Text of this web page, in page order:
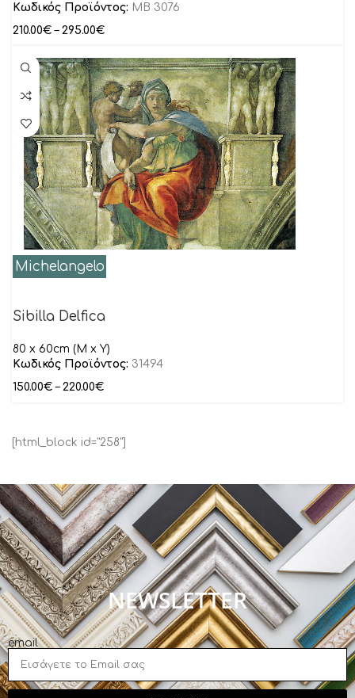
Κωδικός Προϊόντος: MB 3076
210.00€ – 295.00€
Michelangelo
Sibilla Delfica
80 x 60cm (M x Y)
Κωδικός Προϊόντος: 31494
150.00€ – 220.00€
[html_block id="258"]
NEWSLETTER
email